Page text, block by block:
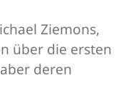
Ziemons,
über die ersten
deren